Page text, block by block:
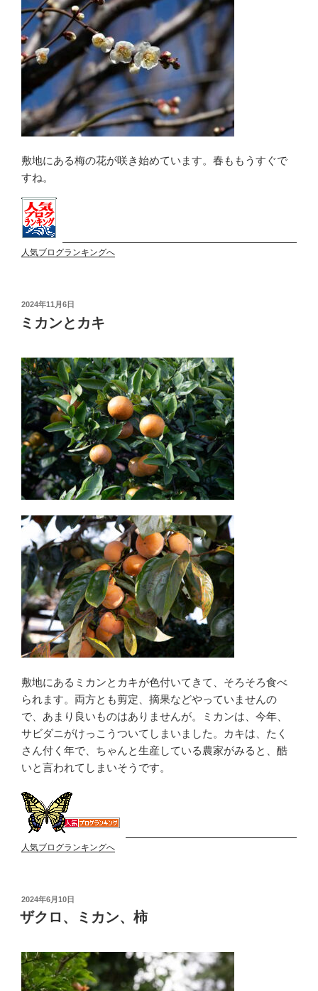
敷地にある梅の花が咲き始めています。春ももうすぐで
すね。
人気ブログランキングへ
投
稿
日:
2024年11月6日
ミカンとカキ
敷地にあるミカンとカキが色付いてきて、そろそろ食べ
られます。両方とも剪定、摘果などやっていませんの
で、あまり良いものはありませんが。ミカンは、今年、
サビダニがけっこうついてしまいました。カキは、たく
さん付く年で、ちゃんと生産している農家がみると、酷
いと言われてしまいそうです。
人気ブログランキングへ
投
稿
日:
2024年6月10日
ザクロ、ミカン、柿